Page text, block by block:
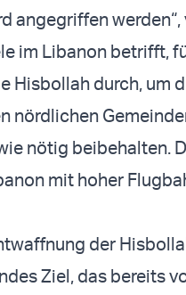
angegriffen werden“,
im Libanon betrifft,
Hisbollah durch, um
nördlichen
nötig beibehalten.
mit hoher
der
Ziel, das bereits